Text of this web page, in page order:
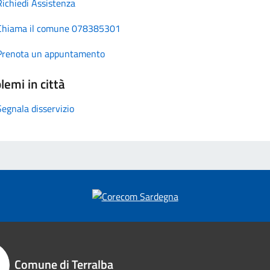
il comune 078385301
un appuntamento
in città
disservizio
Comune di Terralba